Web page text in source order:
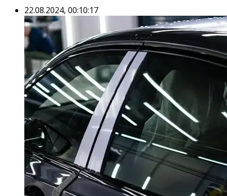
22.08.2024, 00:10:17